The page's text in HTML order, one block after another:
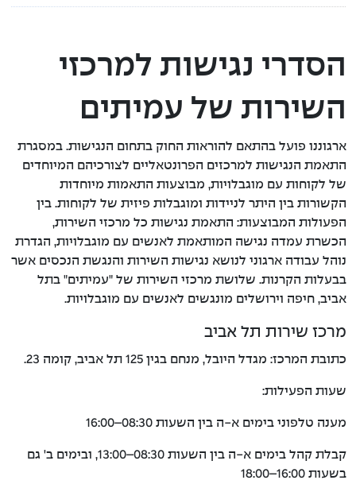
הסדרי נגישות למרכזי
השירות של עמיתים
ארגוננו פועל בהתאם להוראות החוק בתחום הנגישות. במסגרת
התאמת הנגישות למרכזים הפרונטאליים לצורכיהם המיוחדים
של לקוחות עם מוגבלויות, מבוצעות התאמות מיוחדות
הקשורות בין היתר לניידות ומוגבלות פיזית של לקוחות. בין
הפעולות המבוצעות: התאמת נגישות כל מרכזי השירות,
הכשרת עמדה נגישה המותאמת לאנשים עם מוגבלויות, הגדרת
נוהל עבודה ארגוני לנושא נגישות השירות והנגשת הנכסים אשר
בבעלות הקרנות. שלושת מרכזי השירות של "עמיתים" בתל
אביב, חיפה וירושלים מונגשים לאנשים עם מוגבלויות.
מרכז שירות תל אביב
כתובת המרכז: מגדל היובל, מנחם בגין 125 תל אביב, קומה 23.
שעות הפעילות:
מענה טלפוני בימים א-ה בין השעות 08:30–16:00
קבלת קהל בימים א-ה בין השעות 08:30–13:00, ובימים ב' גם
בשעות 16:00–18:00